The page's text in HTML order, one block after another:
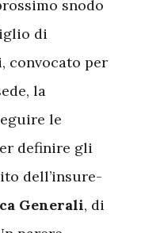
snodo
di
convocato per
la
le
definire gli
dell’insure-
Generali, di